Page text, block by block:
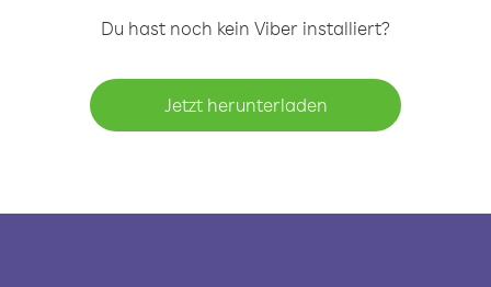
Du hast noch kein Viber installiert?
Jetzt herunterladen